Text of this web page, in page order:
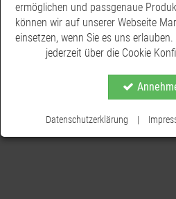
Christbaumschmuck. Bringen Sie
Wichtel die Weihnachtsstimmung in
ermöglichen und passgenaue
können wir auf unserer Webseite
einsetzen, wenn Sie es uns
jederzeit über die Cookie
Datenschutzerklärung |